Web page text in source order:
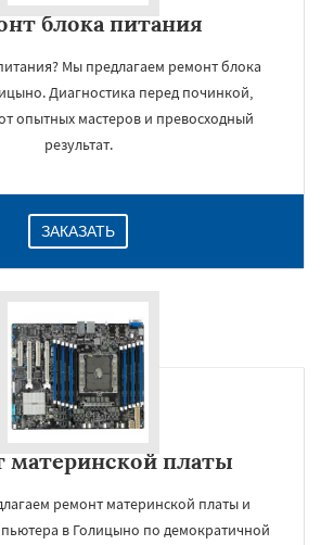
блока питания
Мы предлагаем ремонт блока
Диагностика перед починкой,
опытных мастеров и превосходный
результат.
ЗАКАЗАТЬ
материнской платы
ремонт материнской платы и
в Голицыно по демократичной